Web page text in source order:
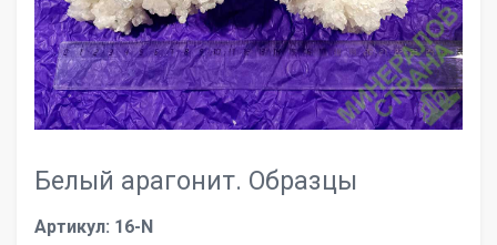
Белый арагонит. Образцы
Артикул: 16-N